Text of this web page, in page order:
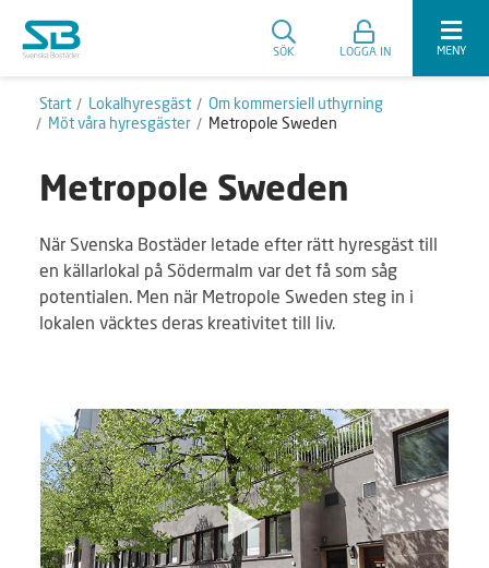
SÖK LOGGA IN MENY
Start Lokalhyresgäst
Om kommersiell uthyrning
Möt våra hyresgäster
Metropole Sweden
Metropole Sweden
När Svenska Bostäder letade efter rätt hyresgäst till
en källarlokal på Södermalm var det få som såg
potentialen. Men när Metropole Sweden steg in i
lokalen väcktes deras kreativitet till liv.